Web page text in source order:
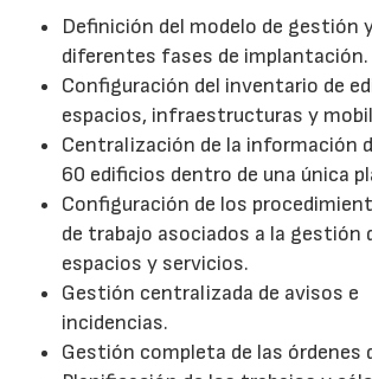
Definición del modelo de gestión
diferentes fases de implantación.
Configuración del inventario de
espacios, infraestructuras y
Centralización de la información
60 edificios dentro de una única
Configuración de los
de trabajo asociados a la gestión
espacios y servicios.
Gestión centralizada de avisos e
incidencias.
Gestión completa de las órdenes